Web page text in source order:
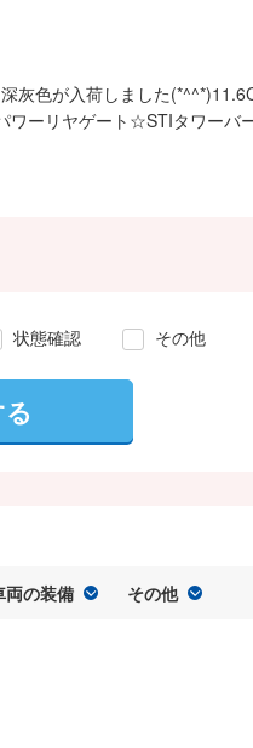
灰色が入荷しました
ーリヤゲート☆STIタワーバ
状態確認 その他
両の装備 その他